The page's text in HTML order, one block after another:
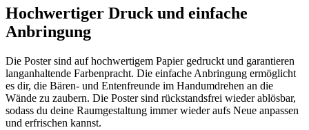
Hochwertiger Druck und einfache
Anbringung
Die Poster sind auf hochwertigem Papier gedruckt und garantieren
langanhaltende Farbenpracht. Die einfache Anbringung ermöglicht
es dir, die Bären- und Entenfreunde im Handumdrehen an die
Wände zu zaubern. Die Poster sind rückstandsfrei wieder ablösbar,
sodass du deine Raumgestaltung immer wieder aufs Neue anpassen
und erfrischen kannst.